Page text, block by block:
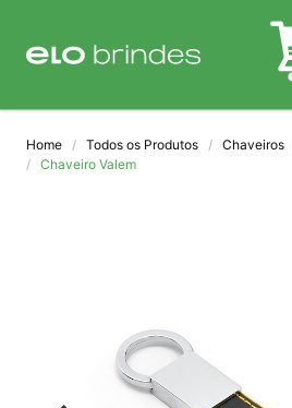
BLOG
Home Todos os Produtos Chaveiros
Chaveiro Valem